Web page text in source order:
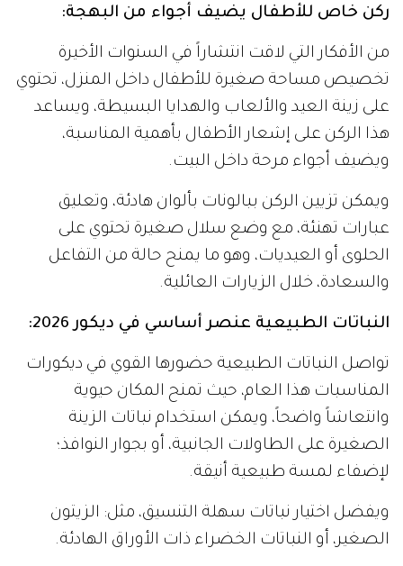
ركن خاص للأطفال يضيف أجواء من البهجة:
من الأفكار التي لاقت انتشاراً في السنوات الأخيرة
تخصيص مساحة صغيرة للأطفال داخل المنزل، تحتوي
على زينة العيد والألعاب والهدايا البسيطة، ويساعد
هذا الركن على إشعار الأطفال بأهمية المناسبة،
ويضيف أجواء مرحة داخل البيت.
ويمكن تزيين الركن ببالونات بألوان هادئة، وتعليق
عبارات تهنئة، مع وضع سلال صغيرة تحتوي على
الحلوى أو العيديات، وهو ما يمنح حالة من التفاعل
والسعادة، خلال الزيارات العائلية.
النباتات الطبيعية عنصر أساسي في ديكور 2026:
تواصل النباتات الطبيعية حضورها القوي في ديكورات
المناسبات هذا العام، حيث تمنح المكان حيوية
وانتعاشاً واضحاً، ويمكن استخدام نباتات الزينة
الصغيرة على الطاولات الجانبية، أو بجوار النوافذ؛
لإضفاء لمسة طبيعية أنيقة.
ويفضل اختيار نباتات سهلة التنسيق، مثل: الزيتون
الصغير، أو النباتات الخضراء ذات الأوراق الهادئة.